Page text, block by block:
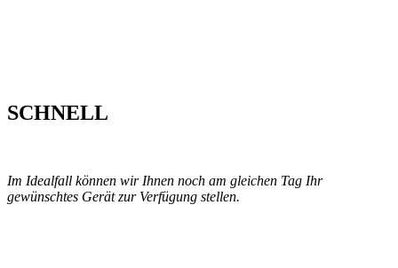
SCHNELL
Im Idealfall können wir Ihnen noch am gleichen Tag Ihr
gewünschtes Gerät zur Verfügung stellen.